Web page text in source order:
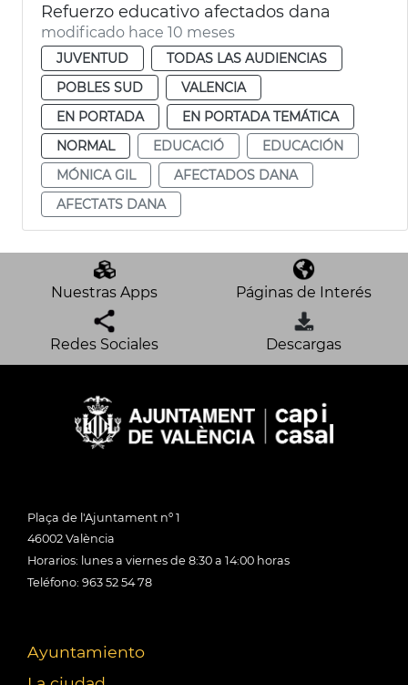
Refuerzo educativo afectados dana
modificado hace 10 meses
JUVENTUD
TODAS LAS AUDIENCIAS
POBLES SUD
VALENCIA
EN PORTADA
EN PORTADA TEMÁTICA
NORMAL
EDUCACIÓ
EDUCACIÓN
MÓNICA GIL
AFECTADOS DANA
AFECTATS DANA
Nuestras Apps Páginas de Interés
Redes Sociales Descargas
Plaça de l'Ajuntament nº 1
46002 València
Horarios: lunes a viernes de 8:30 a 14:00 horas
Teléfono: 963 52 54 78
Ayuntamiento